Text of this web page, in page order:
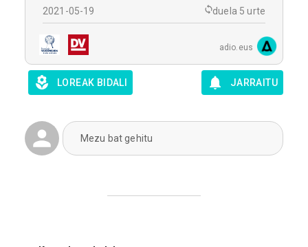
2021-05-19 duela 5 urte
adio.eus
LOREAK BIDALI JARRAITU
Mezu bat gehitu